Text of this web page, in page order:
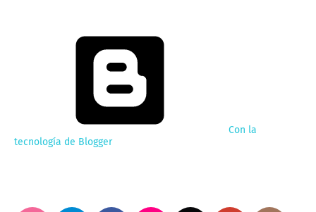
Con la
tecnología de Blogger